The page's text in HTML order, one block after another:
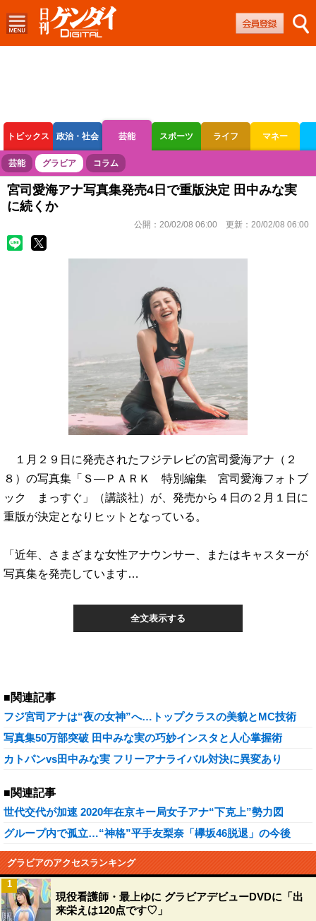
トピックス 政治・社会 芸能 スポーツ ライフ マネー
ボートレース 競輪 オートレース
芸能 グラビア コラム
宮司愛海アナ写真集発売4日で重版決定 田中みな実
に続くか
公開： 20/02/08 06:00 更新： 20/02/08 06:00
１月２９日に発売されたフジテレビの宮司愛海アナ（２
８）の写真集「Ｓ―ＰＡＲＫ 特別編集 宮司愛海フォトブ
ック まっすぐ」（講談社）が、発売から４日の２月１日に
重版が決定となりヒットとなっている。
「近年、さまざまな女性アナウンサー、またはキャスターが
写真集を発売しています…
全文表示する
■関連記事
フジ宮司アナは“夜の女神”へ…トップクラスの美貌とMC技術
写真集50万部突破 田中みな実の巧妙インスタと人心掌握術
カトパンvs田中みな実 フリーアナライバル対決に異変あり
■関連記事
世代交代が加速 2020年在京キー局女子アナ“下克上”勢力図
グループ内で孤立…“神格”平手友梨奈「欅坂46脱退」の今後
グラビアのアクセスランキング
現役看護師・最上ゆに グラビアデビューDVDに「出
来栄えは120点です♡」
1